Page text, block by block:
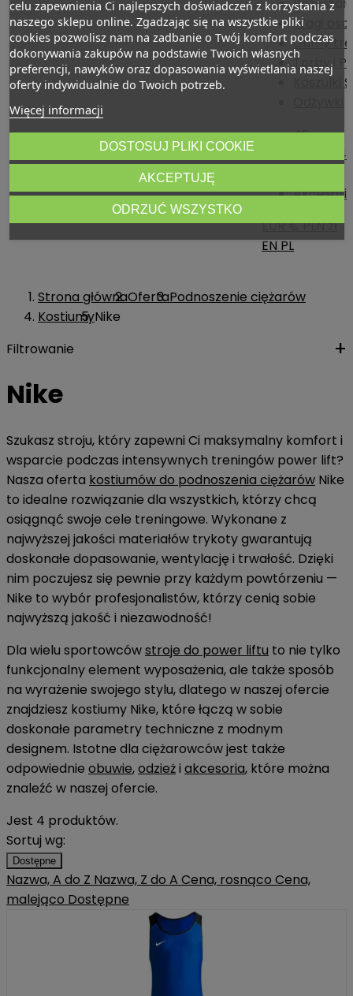
Wagi
Gumy
Torby i
Koszulki
4F
Góra -
EUR €PLN zł
ENPL
Strona głównaOfertaPodnoszenie ciężarów
KostiumyNike
Filtrowanie
Nike
Szukasz stroju, który zapewni Ci maksymalny komfort i
wsparcie podczas intensywnych treningów power lift?
Nasza oferta kostiumów do podnoszenia ciężarów Nike
to idealne rozwiązanie dla wszystkich, którzy chcą
osiągnąć swoje cele treningowe. Wykonane z
najwyższej jakości materiałów trykoty gwarantują
doskonałe dopasowanie, wentylację i trwałość. Dzięki
nim poczujesz się pewnie przy każdym powtórzeniu —
Nike to wybór profesjonalistów, którzy cenią sobie
najwyższą jakość i niezawodność!
Dla wielu sportowcówstroje do power liftu to nie tylko
funkcjonalny element wyposażenia, ale także sposób
na wyrażenie swojego stylu, dlatego w naszej ofercie
znajdziesz kostiumy Nike, które łączą w sobie
doskonałe parametry techniczne z modnym
designem. Istotne dla ciężarowców jest także
odpowiednie obuwie,odzieżi akcesoria, które można
znaleźć w naszej ofercie.
Jest 4 produktów.
Sortuj wg:
Dostępne
Nazwa, A do Z Nazwa, Z do A Cena, rosnąco Cena,
malejąco Dostępne
celu zapewnienia Ci najlepszych doświadczeń z korzystania z
naszego sklepu online. Zgadzając się na wszystkie pliki
cookies pozwolisz nam na zadbanie o Twój komfort podczas
dokonywania zakupów na podstawie Twoich własnych
preferencji, nawyków oraz dopasowania wyświetlania naszej
oferty indywidualnie do Twoich potrzeb.
Więcej informacji
DOSTOSUJ PLIKI COOKIE
ODRZUĆ WSZYSTKO
AKCEPTUJĘ